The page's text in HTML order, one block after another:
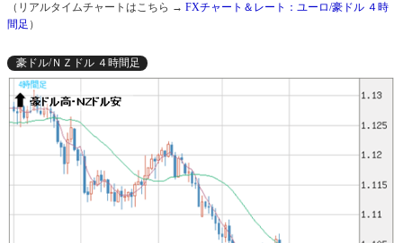
（リアルタイムチャートはこちら → FXチャート＆レート：ユーロ/豪ドル ４時
間足 ）
豪ドル/ＮＺドル ４時間足